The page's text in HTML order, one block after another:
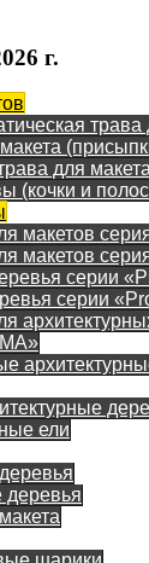
г.
для
(кочки и
макетов
макетов
серии
серии
ели
деревья